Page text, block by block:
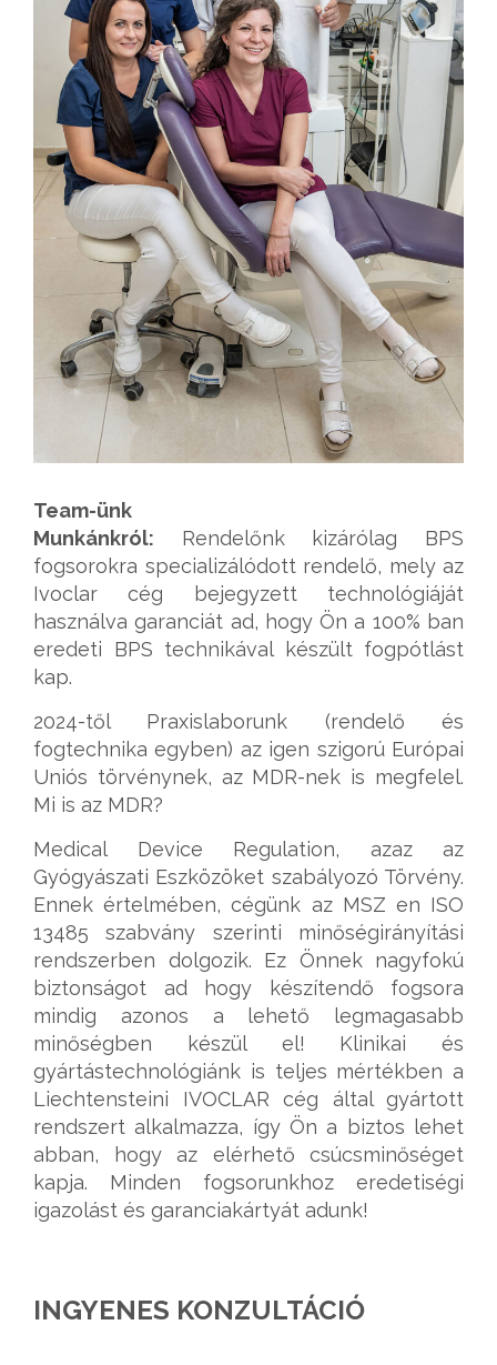
Team-ünk
Munkánkról: Rendelőnk kizárólag BPS
fogsorokra specializálódott rendelő, mely az
Ivoclar cég bejegyzett technológiáját
használva garanciát ad, hogy Ön a 100% ban
eredeti BPS technikával készült fogpótlást
kap.
2024-től Praxislaborunk (rendelő és
fogtechnika egyben) az igen szigorú Európai
Uniós törvénynek, az MDR-nek is megfelel.
Mi is az MDR?
Medical Device Regulation, azaz az
Gyógyászati Eszközöket szabályozó Törvény.
Ennek értelmében, cégünk az MSZ en ISO
13485 szabvány szerinti minőségirányítási
rendszerben dolgozik. Ez Önnek nagyfokú
biztonságot ad hogy készítendő fogsora
mindig azonos a lehető legmagasabb
minőségben készül el! Klinikai és
gyártástechnológiánk is teljes mértékben a
Liechtensteini IVOCLAR cég által gyártott
rendszert alkalmazza, így Ön a biztos lehet
abban, hogy az elérhető csúcsminőséget
kapja. Minden fogsorunkhoz eredetiségi
igazolást és garanciakártyát adunk!
INGYENES KONZULTÁCIÓ